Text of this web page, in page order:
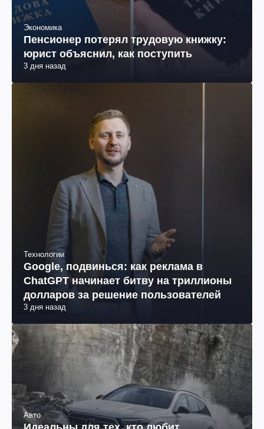
Экономика
Пенсионер потерял трудовую книжку:
юрист объяснил, как поступить
3 дня назад
Технологии
Google, подвинься: как реклама в
ChatGPT начинает битву на триллионы
долларов за решение пользователей
3 дня назад
Авто